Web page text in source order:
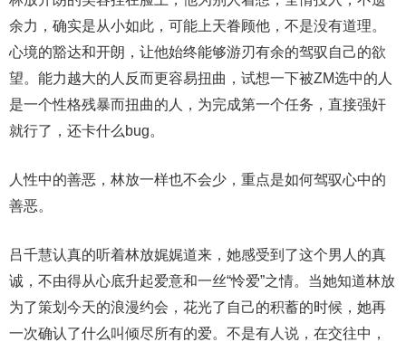
余力，确实是从小如此，可能上天眷顾他，不是没有道理。
心境的豁达和开朗，让他始终能够游刃有余的驾驭自己的欲
望。能力越大的人反而更容易扭曲，试想一下被ZM选中的人
是一个性格残暴而扭曲的人，为完成第一个任务，直接强奸
就行了，还卡什么bug。
人性中的善恶，林放一样也不会少，重点是如何驾驭心中的
善恶。
吕千慧认真的听着林放娓娓道来，她感受到了这个男人的真
诚，不由得从心底升起爱意和一丝“怜爱”之情。当她知道林放
为了策划今天的浪漫约会，花光了自己的积蓄的时候，她再
一次确认了什么叫倾尽所有的爱。不是有人说，在交往中，